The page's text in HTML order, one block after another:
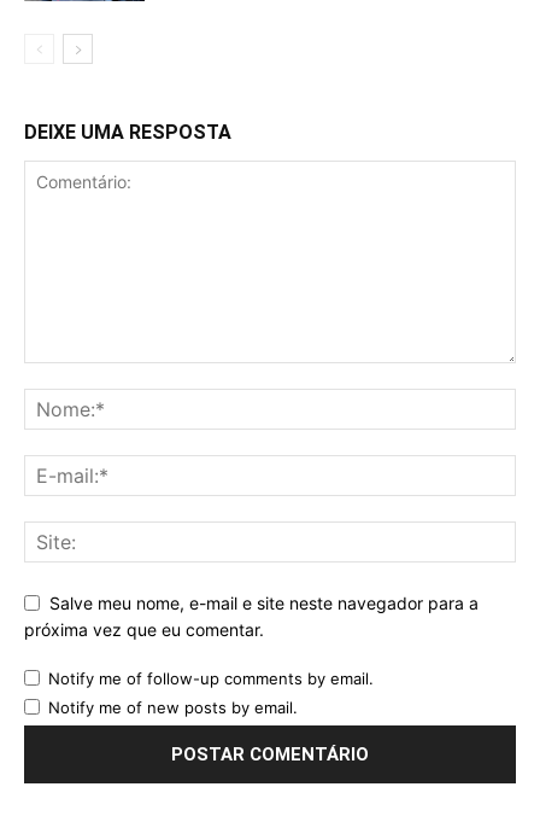
DEIXE UMA RESPOSTA
Salve meu nome, e-mail e site neste navegador para a
próxima vez que eu comentar.
Notify me of follow-up comments by email.
Notify me of new posts by email.